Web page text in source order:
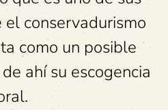
el conservadurismo
como un posible
ahí su escogencia